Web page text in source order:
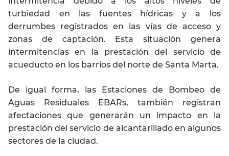
turbiedad en las fuentes hídricas y a los
derrumbes registrados en las vías de acceso y
zonas de captación. Esta situación genera
intermitencias en la prestación del servicio de
acueducto en los barrios del norte de Santa Marta.
De igual forma, las Estaciones de Bombeo de
Aguas Residuales EBARs, también registran
afectaciones que generarán un impacto en la
prestación del servicio de alcantarillado en algunos
sectores de la ciudad.